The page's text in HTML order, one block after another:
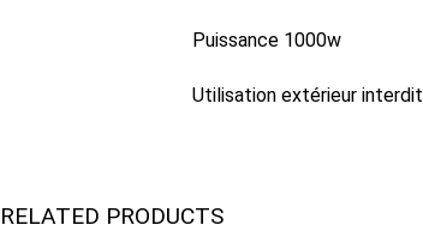
Puissance 1000w
Utilisation extérieur interdit
RELATED PRODUCTS